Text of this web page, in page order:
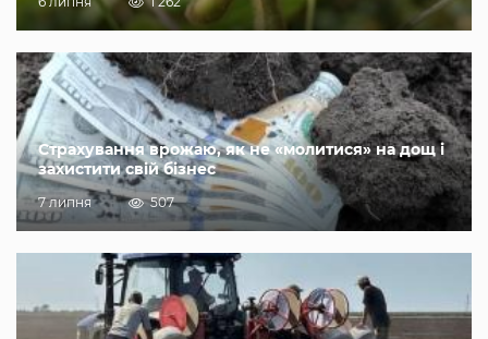
Страхування врожаю, як не «молитися» на дощ і
захистити свій бізнес
7 липня 507